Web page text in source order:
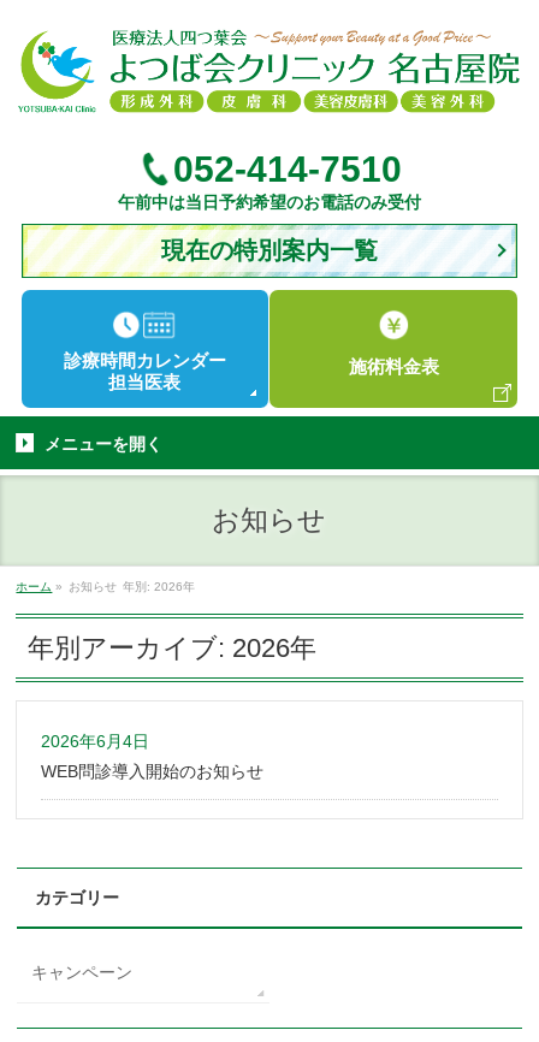
052-414-7510
午前中は当日予約希望のお電話のみ受付
現在の特別案内一覧
診療時間 カレンダー
担当医表
施術料金表
メニューを開く
お知らせ
ホーム » お知らせ 年別: 2026年
年別アーカイブ: 2026年
2026年6月4日
WEB問診導入開始のお知らせ
カテゴリー
キャンペーン